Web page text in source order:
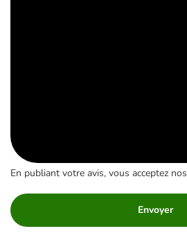
En publiant votre avis, vous acceptez nos
Envoyer